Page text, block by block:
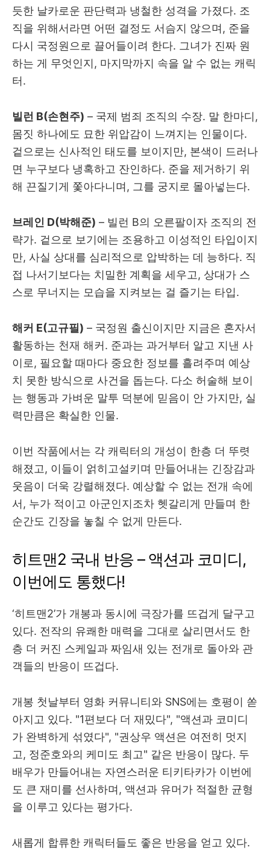
듯한 날카로운 판단력과 냉철한 성격을 가졌다. 조
직을 위해서라면 어떤 결정도 서슴지 않으며, 준을
다시 국정원으로 끌어들이려 한다. 그녀가 진짜 원
하는 게 무엇인지, 마지막까지 속을 알 수 없는 캐릭
터.
빌런 B(손현주) – 국제 범죄 조직의 수장. 말 한마디,
몸짓 하나에도 묘한 위압감이 느껴지는 인물이다.
겉으로는 신사적인 태도를 보이지만, 본색이 드러나
면 누구보다 냉혹하고 잔인하다. 준을 제거하기 위
해 끈질기게 쫓아다니며, 그를 궁지로 몰아넣는다.
브레인 D(박해준) – 빌런 B의 오른팔이자 조직의 전
략가. 겉으로 보기에는 조용하고 이성적인 타입이지
만, 사실 상대를 심리적으로 압박하는 데 능하다. 직
접 나서기보다는 치밀한 계획을 세우고, 상대가 스
스로 무너지는 모습을 지켜보는 걸 즐기는 타입.
해커 E(고규필) – 국정원 출신이지만 지금은 혼자서
활동하는 천재 해커. 준과는 과거부터 알고 지낸 사
이로, 필요할 때마다 중요한 정보를 흘려주며 예상
치 못한 방식으로 사건을 돕는다. 다소 허술해 보이
는 행동과 가벼운 말투 덕분에 믿음이 안 가지만, 실
력만큼은 확실한 인물.
이번 작품에서는 각 캐릭터의 개성이 한층 더 뚜렷
해졌고, 이들이 얽히고설키며 만들어내는 긴장감과
웃음이 더욱 강렬해졌다. 예상할 수 없는 전개 속에
서, 누가 적이고 아군인지조차 헷갈리게 만들며 한
순간도 긴장을 놓칠 수 없게 만든다.
히트맨2 국내 반응 – 액션과 코미디,
이번에도 통했다!
‘히트맨2’가 개봉과 동시에 극장가를 뜨겁게 달구고
있다. 전작의 유쾌한 매력을 그대로 살리면서도 한
층 더 커진 스케일과 짜임새 있는 전개로 돌아와 관
객들의 반응이 뜨겁다.
개봉 첫날부터 영화 커뮤니티와 SNS에는 호평이 쏟
아지고 있다. "1편보다 더 재밌다", "액션과 코미디
가 완벽하게 섞였다", "권상우 액션은 여전히 멋지
고, 정준호와의 케미도 최고" 같은 반응이 많다. 두
배우가 만들어내는 자연스러운 티키타카가 이번에
도 큰 재미를 선사하며, 액션과 유머가 적절한 균형
을 이루고 있다는 평가다.
새롭게 합류한 캐릭터들도 좋은 반응을 얻고 있다.